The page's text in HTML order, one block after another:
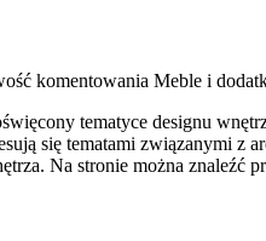
komentowania Meble i
tematyce designu
się tematami związanymi z
Na stronie można